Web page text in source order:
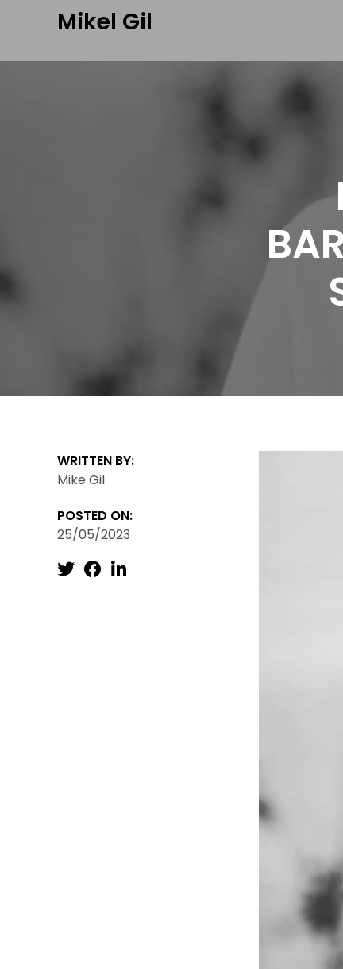
Mikel Gil
WRITTEN BY:
Mike Gil
POSTED ON:
25/05/2023